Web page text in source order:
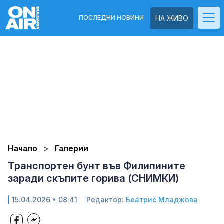
НА ЖИВО
ПОСЛЕДНИ НОВИНИ
Начало Галерии
Транспортен бунт във Филипините
заради скъпите горива (СНИМКИ)
15.04.2026 • 08:41 Редактор: Беатрис Младжова